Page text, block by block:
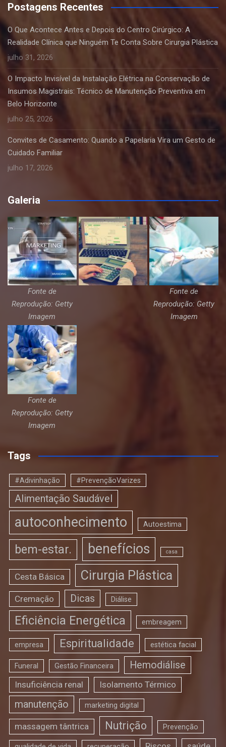
Postagens Recentes
O Que Acontece Antes e Depois do Centro Cirúrgico: A
Realidade Clínica que Ninguém Te Conta Sobre Cirurgia Plástica
julho 31, 2026
O Impacto Invisível da Instalação Elétrica na Conservação de
Insumos Magistrais: Técnico de Manutenção Preventiva em
Belo Horizonte
julho 25, 2026
Convites de Casamento: Quando a Papelaria Vira um Gesto de
Cuidado Familiar
julho 17, 2026
Galeria
Fonte de
Reprodução: Getty
Imagem
Fonte de
Reprodução: Getty
Imagem
Fonte de
Reprodução: Getty
Imagem
Tags
#Adivinhação #PrevençãoVarizes
Alimentação Saudável
autoconhecimento Autoestima
bem-estar. benefícios casa
Cesta Básica Cirurgia Plástica
Cremação Dicas Diálise
Eficiência Energética embreagem
empresa Espiritualidade estética facial
Funeral Gestão Financeira Hemodiálise
Insuficiência renal Isolamento Térmico
manutenção marketing digital
massagem tântrica Nutrição Prevenção